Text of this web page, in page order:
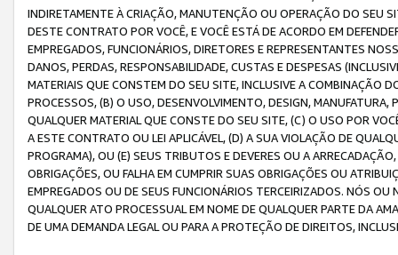
INDIRETAMENTE À CRIAÇÃO, MANUTENÇÃO OU OPERAÇÃO DO SEU
DESTE CONTRATO POR VOCÊ, E VOCÊ ESTÁ DE ACORDO EM
EMPREGADOS, FUNCIONÁRIOS, DIRETORES E REPRESENTANTES
DANOS, PERDAS, RESPONSABILIDADE, CUSTAS E DESPESAS
MATERIAIS QUE CONSTEM DO SEU SITE, INCLUSIVE A COMBINAÇÃO
PROCESSOS, (B) O USO, DESENVOLVIMENTO, DESIGN,
QUALQUER MATERIAL QUE CONSTE DO SEU SITE, (C) O USO POR
A ESTE CONTRATO OU LEI APLICÁVEL, (D) A SUA VIOLAÇÃO DE
PROGRAMA), OU (E) SEUS TRIBUTOS E DEVERES OU A
OBRIGAÇÕES, OU FALHA EM CUMPRIR SUAS OBRIGAÇÕES OU
EMPREGADOS OU DE SEUS FUNCIONÁRIOS TERCEIRIZADOS. NÓS
QUALQUER ATO PROCESSUAL EM NOME DE QUALQUER PARTE DA
DE UMA DEMANDA LEGAL OU PARA A PROTEÇÃO DE DIREITOS,